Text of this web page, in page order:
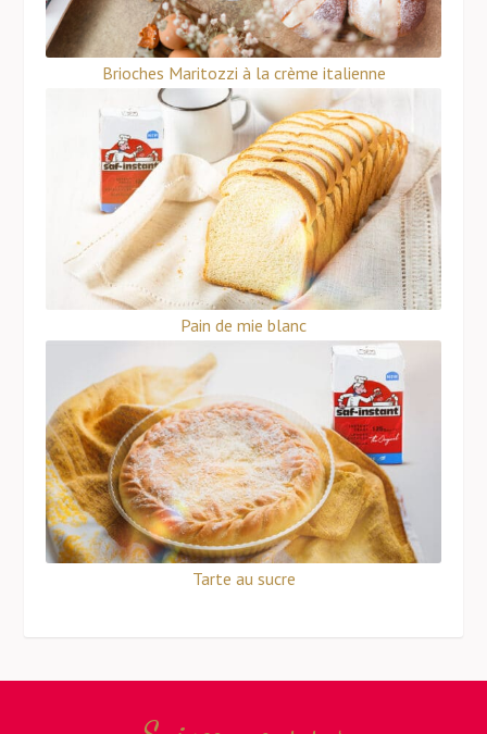
Brioches Maritozzi à la crème italienne
Pain de mie blanc
Tarte au sucre